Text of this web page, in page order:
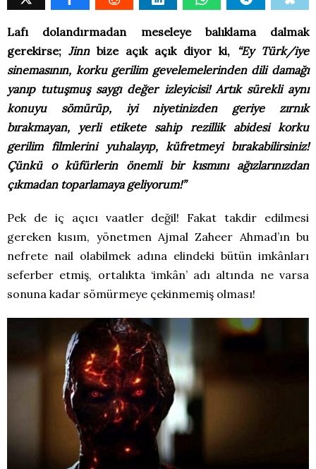
Lafı dolandırmadan meseleye balıklama dalmak
gerekirse; Jinnbize açık açık diyor ki,
“Ey Türk/iye
sinemasının, korku gerilim gevelemelerinden dili damağı
yanıp tutuşmuş saygı değer izleyicisi! Artık sürekli aynı
konuyu sömürüp, iyi niyetinizden geriye zırnık
bırakmayan, yerli etikete sahip rezillik abidesi korku
gerilim filmlerini yuhalayıp, küfretmeyi bırakabilirsiniz!
Çünkü o küfürlerin önemli bir kısmını ağızlarınızdan
çıkmadan toparlamaya geliyorum!”
Pek de iç açıcı vaatler değil! Fakat takdir edilmesi
gereken kısım, yönetmen Ajmal Zaheer Ahmad’ın bu
nefrete nail olabilmek adına elindeki bütün imkânları
seferber etmiş, ortalıkta ‘imkân’ adı altında ne varsa
sonuna kadar sömürmeye çekinmemiş olması!